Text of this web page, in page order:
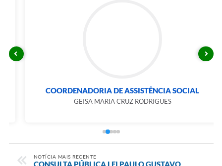
COORDENADORIA DE ASSISTÊNCIA SOCIAL
GEISA MARIA CRUZ RODRIGUES
NOTÍCIA MAIS RECENTE
CONSULTA PÚBLICA LEI PAULO GUSTAVO